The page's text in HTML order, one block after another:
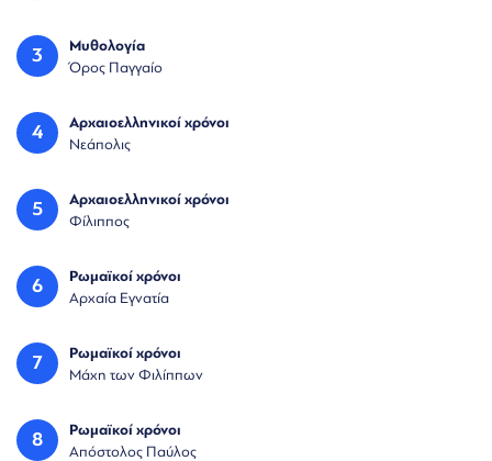
3 Μυθολογία
Όρος Παγγαίο
4 Αρχαιοελληνικοί χρόνοι
Νεάπολις
5 Αρχαιοελληνικοί χρόνοι
Φίλιππος
6 Ρωμαϊκοί χρόνοι
Αρχαία Εγνατία
7 Ρωμαϊκοί χρόνοι
Μάχη των Φιλίππων
8 Ρωμαϊκοί χρόνοι
Απόστολος Παύλος